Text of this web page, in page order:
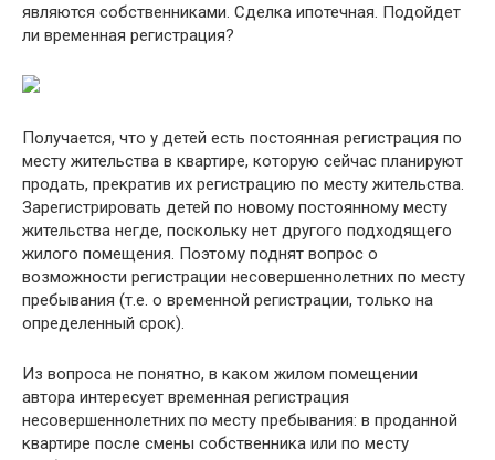
являются собственниками. Сделка ипотечная. Подойдет
ли временная регистрация?
Получается, что у детей есть постоянная регистрация по
месту жительства в квартире, которую сейчас планируют
продать, прекратив их регистрацию по месту жительства.
Зарегистрировать детей по новому постоянному месту
жительства негде, поскольку нет другого подходящего
жилого помещения. Поэтому поднят вопрос о
возможности регистрации несовершеннолетних по месту
пребывания (т.е. о временной регистрации, только на
определенный срок).
Из вопроса не понятно, в каком жилом помещении
автора интересует временная регистрация
несовершеннолетних по месту пребывания: в проданной
квартире после смены собственника или по месту